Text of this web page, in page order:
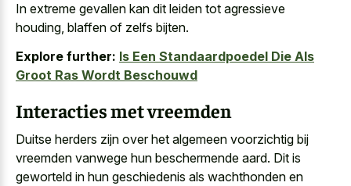
In extreme gevallen kan dit leiden tot agressieve
houding, blaffen of zelfs bijten.
Explore further: Is Een Standaardpoedel Die Als
Groot Ras Wordt Beschouwd
Interacties met vreemden
Duitse herders zijn over het algemeen voorzichtig bij
vreemden vanwege hun beschermende aard. Dit is
geworteld in hun geschiedenis als wachthonden en